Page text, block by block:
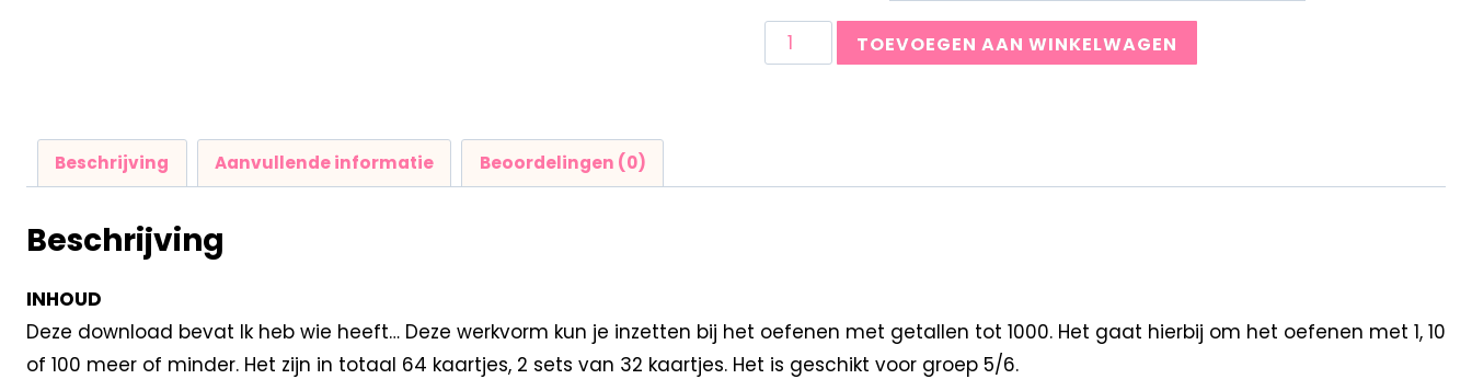
TOEVOEGEN AAN WINKELWAGEN
Beschrijving Aanvullende informatie Beoordelingen (0)
Beschrijving
INHOUD
Deze download bevat Ik heb wie heeft… Deze werkvorm kun je inzetten bij het oefenen met getallen tot 1000. Het gaat hierbij om het oefenen met 1, 10
of 100 meer of minder. Het zijn in totaal 64 kaartjes, 2 sets van 32 kaartjes. Het is geschikt voor groep 5/6.